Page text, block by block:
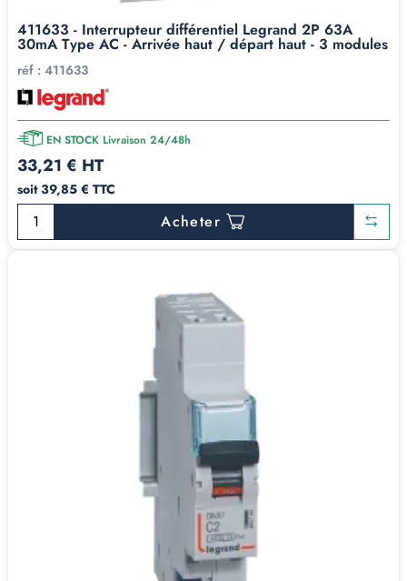
411633 - Interrupteur différentiel Legrand 2P 63A
30mA Type AC - Arrivée haut / départ haut - 3 modules
réf : 411633
EN STOCK Livraison 24/48h
33,21 € HT
soit 39,85 € TTC
Acheter